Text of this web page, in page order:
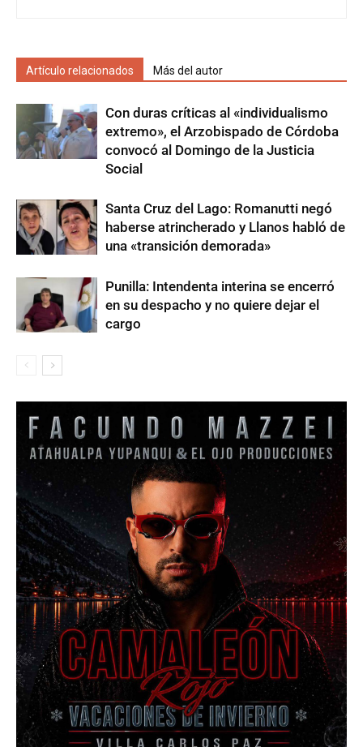
Artículo relacionados Más del autor
Con duras críticas al «individualismo
extremo», el Arzobispado de Córdoba
convocó al Domingo de la Justicia
Social
Santa Cruz del Lago: Romanutti negó
haberse atrincherado y Llanos habló de
una «transición demorada»
Punilla: Intendenta interina se encerró
en su despacho y no quiere dejar el
cargo